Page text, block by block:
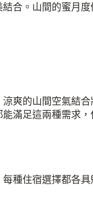
合。山間的蜜月度
爽的山間空氣結合
滿足這兩種需求，
種住宿選擇都各具